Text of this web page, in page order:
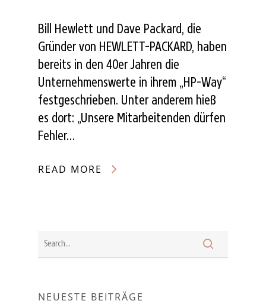
Bill Hewlett und Dave Packard, die
Gründer von HEWLETT-PACKARD, haben
bereits in den 40er Jahren die
Unternehmenswerte in ihrem „HP-Way“
festgeschrieben. Unter anderem hieß
es dort: „Unsere Mitarbeitenden dürfen
Fehler…
READ MORE
NEUESTE BEITRÄGE